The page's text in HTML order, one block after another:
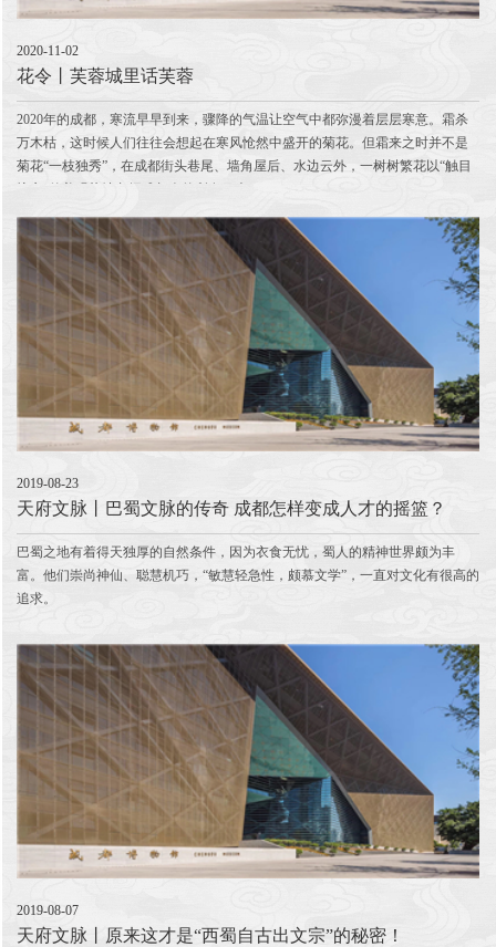
2020-11-02
花令丨芙蓉城里话芙蓉
2020年的成都，寒流早早到来，骤降的气温让空气中都弥漫着层层寒意。霜杀
万木枯，这时候人们往往会想起在寒风怆然中盛开的菊花。但霜来之时并不是
菊花“一枝独秀”，在成都街头巷尾、墙角屋后、水边云外，一树树繁花以“触目
2019-08-23
天府文脉丨巴蜀文脉的传奇 成都怎样变成人才的摇篮？
巴蜀之地有着得天独厚的自然条件，因为衣食无忧，蜀人的精神世界颇为丰
富。他们崇尚神仙、聪慧机巧，“敏慧轻急性，颇慕文学”，一直对文化有很高的
追求。
2019-08-07
天府文脉丨原来这才是“西蜀自古出文宗”的秘密！